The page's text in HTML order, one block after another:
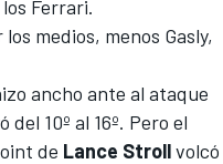
Ferrari.
medios, menos Gasly,
ancho ante al ataque
10º al 16º. Pero el
de Lance Strollvolcó